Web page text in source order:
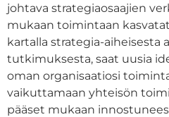
johtava strategiaosaajien
mukaan toimintaan
kartalla strategia-aiheisesta
tutkimuksesta, saat uusia
oman organisaatiosi
vaikuttamaan yhteisön
pääset mukaan